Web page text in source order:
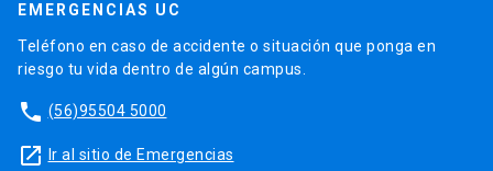
EMERGENCIAS UC
Teléfono en caso de accidente o situación que ponga en
riesgo tu vida dentro de algún campus.
phone (56)95504 5000
launch Ir al sitio de Emergencias